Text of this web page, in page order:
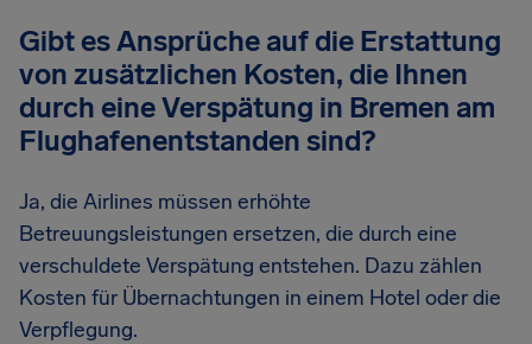
Gibt es Ansprüche auf die Erstattung
von zusätzlichen Kosten, die Ihnen
durch eine Verspätung in Bremen am
Flughafenentstanden sind?
Ja, die Airlines müssen erhöhte
Betreuungsleistungen ersetzen, die durch eine
verschuldete Verspätung entstehen. Dazu zählen
Kosten für Übernachtungen in einem Hotel oder die
Verpflegung.